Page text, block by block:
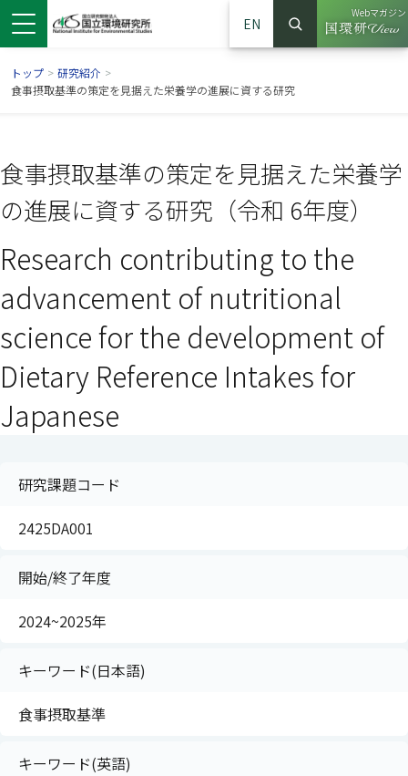
ウで開きます）
ンドウで開きます）
ウインドウで開きます）
EN
サイト内検索
検索
Webマガジン
（別ウイ
トップ > 研究紹介 >
食事摂取基準の策定を見据えた栄養学の進展に資する研究
食事摂取基準の策定を見据えた栄養学
の進展に資する研究（令和 6年度）
Research contributing to the
advancement of nutritional
science for the development of
Dietary Reference Intakes for
Japanese
研究課題コード
2425DA001
開始/終了年度
2024~2025年
キーワード(日本語)
食事摂取基準
キーワード(英語)